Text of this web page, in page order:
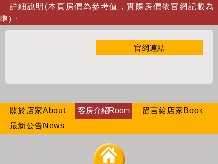
詳細說明(本頁房價為參考值，實際房價依官網記載為
準)：
官網連結
關於店家About 客房介紹Room
留言給店家Book
最新公告News